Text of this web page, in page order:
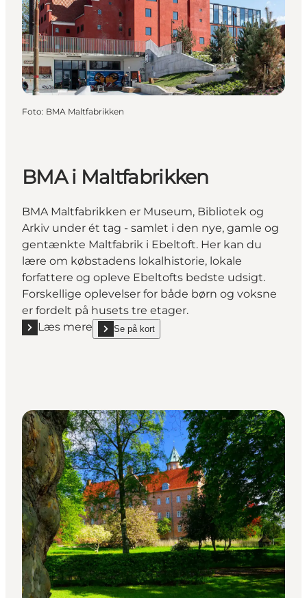
Foto: BMA Maltfabrikken
BMA i Maltfabrikken
BMA Maltfabrikken er Museum, Bibliotek og
Arkiv under ét tag - samlet i den nye, gamle og
gentænkte Maltfabrik i Ebeltoft. Her kan du
lære om købstadens lokalhistorie, lokale
forfattere og opleve Ebeltofts bedste udsigt.
Forskellige oplevelser for både børn og voksne
er fordelt på husets tre etager.
Læs mere
Læs mere "BMA i Maltfabrikken"
Se på kort
show BMA i Maltfabrikken on_map